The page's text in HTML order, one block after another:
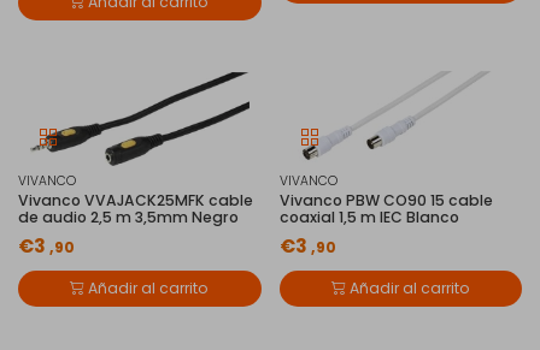
VIVANCO
Vivanco VVAJACK25MFK cable
de audio 2,5 m 3,5mm Negro
€3 ,90
Añadir al carrito
VIVANCO
Vivanco PBW CO90 15 cable
coaxial 1,5 m IEC Blanco
€3 ,90
Añadir al carrito